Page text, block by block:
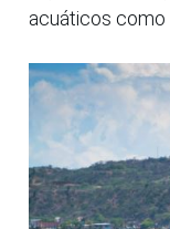
acuáticos como